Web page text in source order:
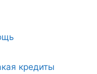
кредиты